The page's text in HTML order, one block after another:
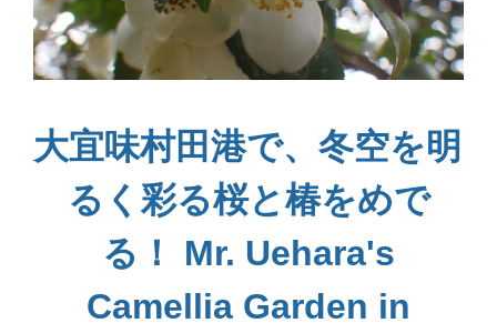
大宜味村田港で、冬空を明
るく彩る桜と椿をめで
る！ Mr. Uehara's
Camellia Garden in